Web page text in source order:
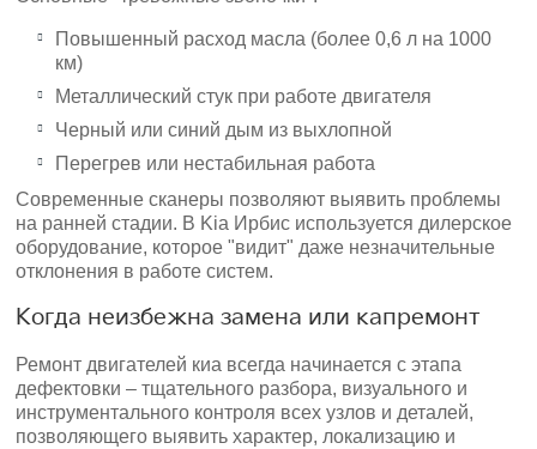
Повышенный расход масла (более 0,6 л на 1000
км)
Металлический стук при работе двигателя
Черный или синий дым из выхлопной
Перегрев или нестабильная работа
Современные сканеры позволяют выявить проблемы
на ранней стадии. В Kia Ирбис используется дилерское
оборудование, которое "видит" даже незначительные
отклонения в работе систем.
Когда неизбежна замена или капремонт
Ремонт двигателей киа всегда начинается с этапа
дефектовки – тщательного разбора, визуального и
инструментального контроля всех узлов и деталей,
позволяющего выявить характер, локализацию и